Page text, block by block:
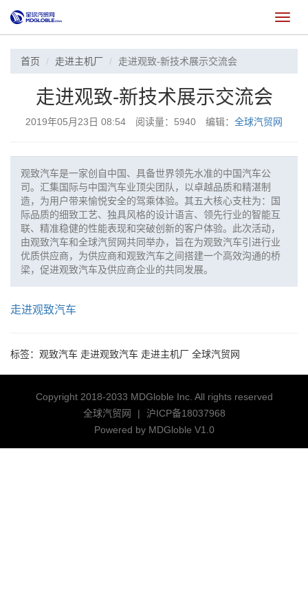
切
换
首页 走进主机厂 走进观致-新技术展示交流会
走进观致-新技术展示交流会
2019年05月23日 08:54 阅读量：5940 编辑： 全球汽贸网
观致汽车是一家创自中国、具备世界领先水准的中国汽车公
司。汇集国际与中国汽车业顶尖团队，以卓越品质和精湛制
造，为用户带来愉悦安全的驾乘体验。其五大核心支柱为：国
际品质的细致工艺、独具风格的设计语言、领先行业的智能互
联、精准稳健的性能表现和突破创新的客户体验。此次活动，
由观致汽车和全球汽贸网共同举办，旨在为观致汽车引进行业
优质供应商，为供应商和观致汽车之间搭建一个高效沟通的桥
梁，促进观致汽车及供应商企业的共同发展。
走进观致汽车
标签： 观致汽车 走进观致汽车 走进主机厂 全球汽贸网
Copyright 2018-2033 MDGloble Inc. All rights reserved
全球汽贸网
|
沪ICP备18037968
Powered by MDGloble V1.0